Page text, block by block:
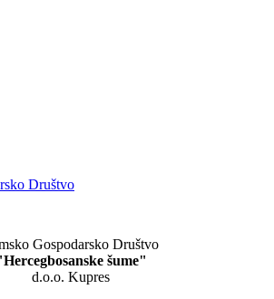
Društvo
Gospodarsko Društvo
šume"
d.o.o. Kupres